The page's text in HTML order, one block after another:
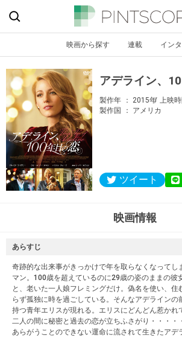
映画から探す 連載 イン
アデライン、
製作年 2015年 上映
製作国
アメリカ
ツイート
映画情報
あらすじ
奇跡的な出来事がきっかけで年を取らなくなってし
マン。100歳を超えているのに29歳の姿のままの彼
と、老いた一人娘フレミングだけ。偽名を使い、住
らず孤独に時を過ごしている。そんなアデラインの
持つ青年エリスが現れる。エリスにどんどん惹かれ
二人の間に秘密と過去の恋が立ちふさがり・・・・
あらがうことのできない運命に流されて生きたアデ